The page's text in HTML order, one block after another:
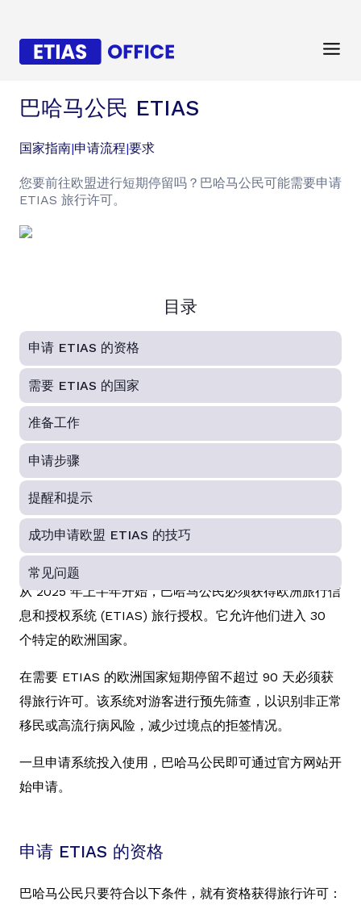
巴哈马公民 ETIAS
国家指南|申请流程|要求
您要前往欧盟进行短期停留吗？巴哈马公民可能需要申请
ETIAS 旅行许可。
目录
申请 ETIAS 的资格
需要 ETIAS 的国家
准备工作
申请步骤
提醒和提示
成功申请欧盟 ETIAS 的技巧
常见问题
从 2025 年上半年开始，巴哈马公民必须获得欧洲旅行信
息和授权系统 (ETIAS) 旅行授权。它允许他们进入 30
个特定的欧洲国家。
在需要 ETIAS 的欧洲国家短期停留不超过 90 天必须获
得旅行许可。该系统对游客进行预先筛查，以识别非正常
移民或高流行病风险，减少过境点的拒签情况。
一旦申请系统投入使用，巴哈马公民即可通过官方网站开
始申请。
申请 ETIAS 的资格
巴哈马公民只要符合以下条件，就有资格获得旅行许可：